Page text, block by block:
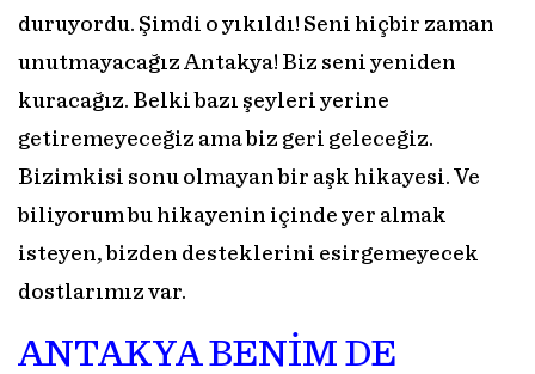
duruyordu. Şimdi o yıkıldı! Seni hiçbir zaman
unutmayacağız Antakya! Biz seni yeniden
kuracağız. Belki bazı şeyleri yerine
getiremeyeceğiz ama biz geri geleceğiz.
Bizimkisi sonu olmayan bir aşk hikayesi. Ve
biliyorum bu hikayenin içinde yer almak
isteyen, bizden desteklerini esirgemeyecek
dostlarımız var.
ANTAKYA BENİM DE